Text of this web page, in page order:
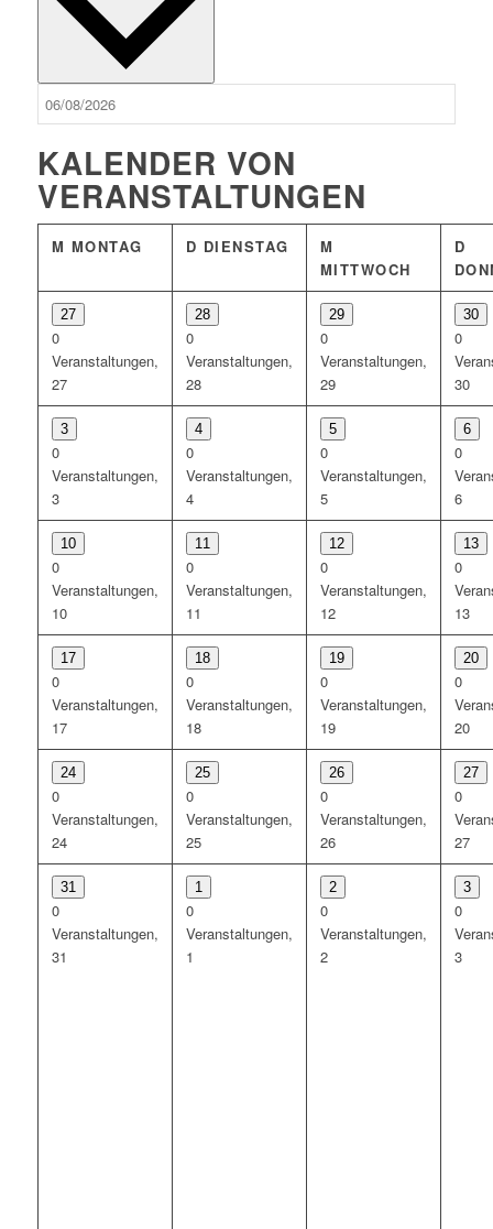
KALENDER VON
VERANSTALTUNGEN
M MONTAG D DIENSTAG
M
MITTWOCH
D
27
0
Veranstaltungen,
27
28
0
Veranstaltungen,
28
29
0
Veranstaltungen,
29
30
0
30
3
0
Veranstaltungen,
3
4
0
Veranstaltungen,
4
5
0
Veranstaltungen,
5
6
0
6
10
0
Veranstaltungen,
10
11
0
Veranstaltungen,
11
12
0
Veranstaltungen,
12
13
0
13
17
0
Veranstaltungen,
17
18
0
Veranstaltungen,
18
19
0
Veranstaltungen,
19
20
0
20
24
0
Veranstaltungen,
24
25
0
Veranstaltungen,
25
26
0
Veranstaltungen,
26
27
0
27
31
0
Veranstaltungen,
31
1
0
Veranstaltungen,
1
2
0
Veranstaltungen,
2
3
0
3